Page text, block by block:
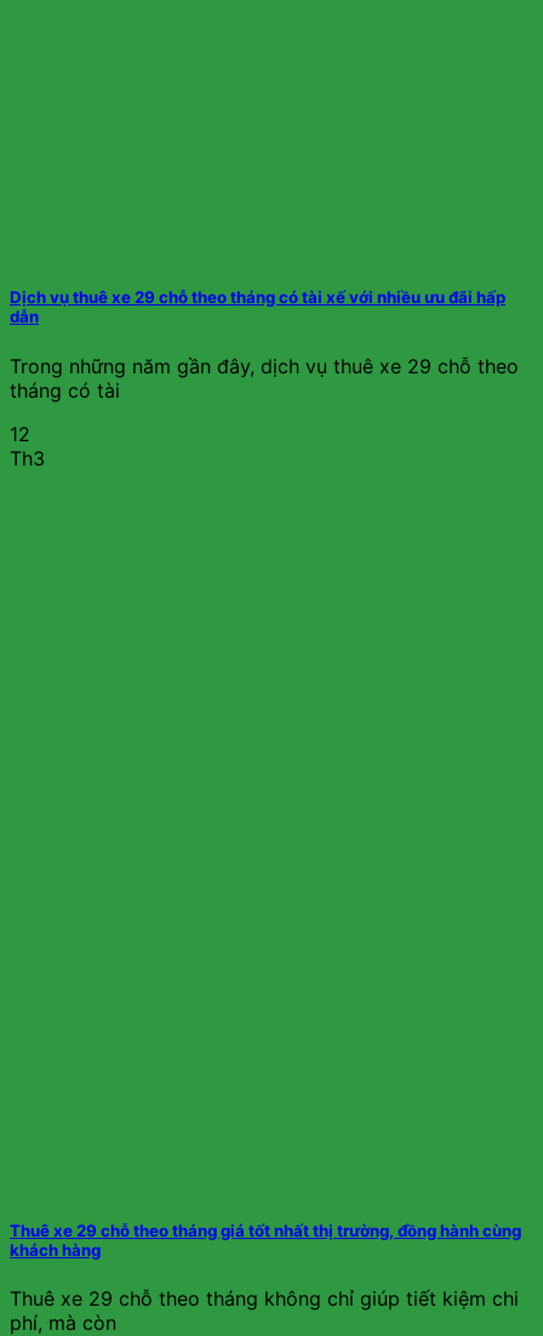
Dịch vụ thuê xe 29 chỗ theo tháng có tài xế với nhiều ưu đãi hấp
dẫn
Trong những năm gần đây, dịch vụ thuê xe 29 chỗ theo
tháng có tài
12
Th3
Thuê xe 29 chỗ theo tháng giá tốt nhất thị trường, đồng hành cùng
khách hàng
Thuê xe 29 chỗ theo tháng không chỉ giúp tiết kiệm chi
phí, mà còn